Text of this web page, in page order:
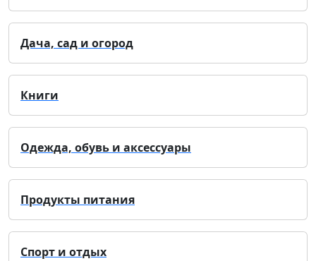
Дача, сад и огород
Книги
Одежда, обувь и аксессуары
Продукты питания
Спорт и отдых